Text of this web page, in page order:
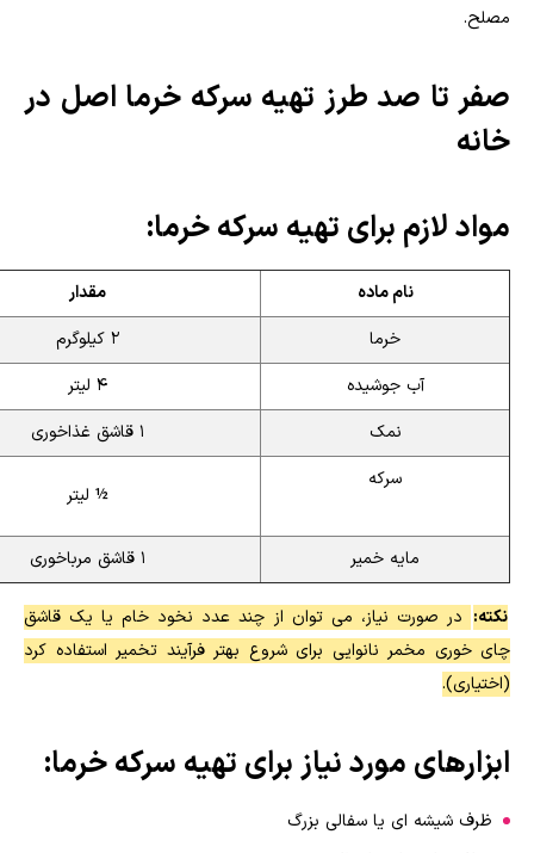
مصلح.
صفر تا صد طرز تهیه سرکه خرما اصل در
خانه
مواد لازم برای تهیه سرکه خرما:
نام ماده
مقدار
خرما
۲ کیلوگرم
آب جوشیده
۴ لیتر
نمک
۱ قاشق غذاخوری
سرکه
½ لیتر
مایه خمیر ۱ قاشق مرباخوری
نکته: در صورت نیاز، می توان از چند عدد نخود خام یا یک قاشق
چای خوری مخمر نانوایی برای شروع بهتر فرآیند تخمیر استفاده کرد
(اختیاری).
ابزارهای مورد نیاز برای تهیه سرکه خرما:
ظرف شیشه ای یا سفالی بزرگ